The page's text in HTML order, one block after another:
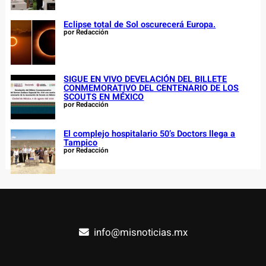
Eclipse total de Sol oscurecerá Europa.
por Redacción
SIGUE EN VIVO DEVELACIÓN DEL BILLETE
CONMEMORATIVO DEL CENTENARIO DE LOS
SCOUTS EN MÉXICO
por Redacción
El complejo hospitalario 50’s Doctors llega a
Tampico
por Redacción
info@misnoticias.mx